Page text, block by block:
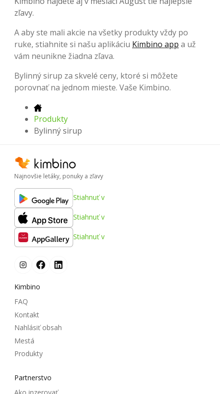
zľavy.
A aby ste mali akcie na všetky produkty vždy po
ruke, stiahnite si našu aplikáciu Kimbino app a už
vám neunikne žiadna zľava.
Bylinný sirup za skvelé ceny, ktoré si môžete
porovnať na jednom mieste. Vaše Kimbino.
Produkty
Bylinný sirup
Najnovšie letáky, ponuky a zľavy
Stiahnuť v
Stiahnuť v
Stiahnuť v
Kimbino
FAQ
Kontakt
Nahlásiť obsah
Mestá
Produkty
Partnerstvo